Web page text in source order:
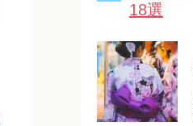
18選